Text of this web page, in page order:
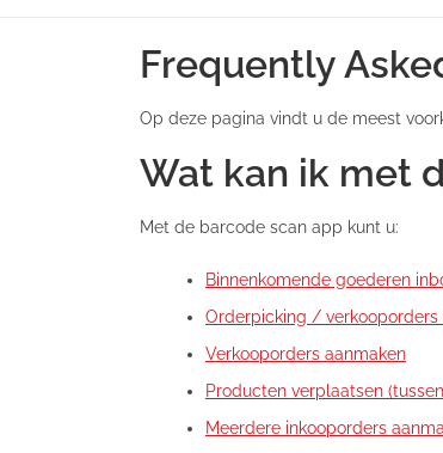
Frequently
Op deze pagina vindt u de meest
Wat kan ik met
Met de barcode scan app kunt u:
Binnenkomende goederen
Orderpicking / verkooporders
Verkooporders aanmaken
Producten verplaatsen
Meerdere inkooporders